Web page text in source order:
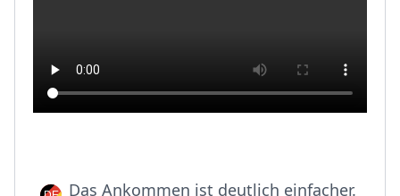
Das Ankommen ist deutlich einfacher.